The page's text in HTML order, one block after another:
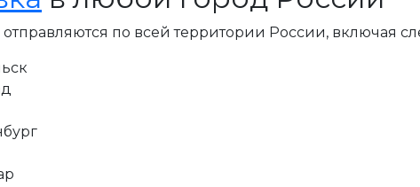
по всей территории России, включая